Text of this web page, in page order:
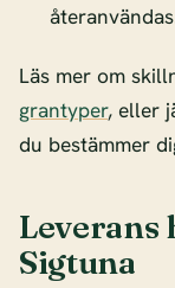
Läs mer om
grantyper, eller
du bestämmer
Sigtuna